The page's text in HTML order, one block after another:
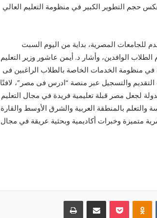
حجم التطوير الكبير في منظومة التعليم العالي
للجامعات المصرية، بداية من اليوم السبت
الطلاب الوافدين، وأشار د. أيمن عاشور وزير التعليم
في منظومة الخدمات الخاصة بالطلاب الراغبين فى
والتسجيل عبر منصة “ادرس فى مصر”، لافتًا
لجعل مصر قبلة تعليمية فريدة في مجال التعليم
والتعلم بالمنطقة العربية والشرق الأوسط والقارة
متميزة وخبرات أكاديمية وبحثية عريقة في مجال
Odnoklassniki
بوكيت مشاركة عبر البريد طباعة